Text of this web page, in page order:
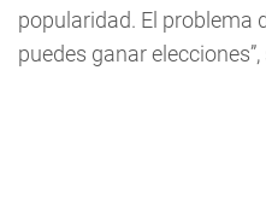
popularidad. El problema
puedes ganar elecciones”,